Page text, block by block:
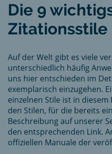
Die 9
Zitationsstile
Auf der Welt gibt es viele
unterschiedlich häufig
uns hier entschieden im
exemplarisch einzugehen.
einzelnen Stile ist in
den Stilen, für die bereits
Beschreibung auf unserer
den entsprechenden Link.
offiziellen Manuale der